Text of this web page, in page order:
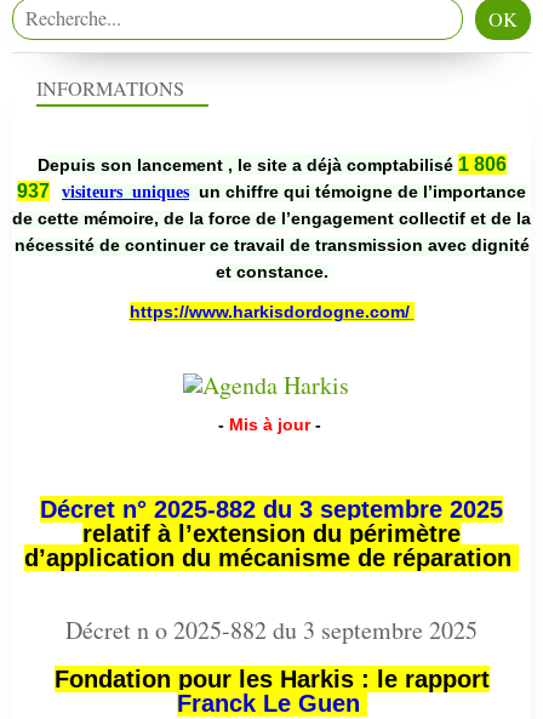
INFORMATIONS
Depuis son lancement , le site a déjà comptabilisé 1 806
937
visiteurs uniques un chiffre qui témoigne de l’importance
de cette mémoire, de la force de l’engagement collectif et de la
nécessité de continuer ce travail de transmission avec dignité
et constance.
https://www.harkisdordogne.com/
- Mis à jour -
Décret n° 2025-882 du 3 septembre 2025
relatif à l’extension du périmètre
d’application du mécanisme de réparation
Décret n o 2025-882 du 3 septembre 2025
Fondation pour les Harkis : le rapport
Franck Le Guen